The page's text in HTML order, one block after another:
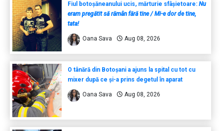
Fiul botoșăneanului ucis, mărturie sfâșietoare: Nu
eram pregătit să rămân fără tine / Mi-e dor de tine,
tata!
Oana Sava Aug 08, 2026
O tânără din Botoșani a ajuns la spital cu tot cu
mixer după ce și-a prins degetul în aparat
Oana Sava Aug 08, 2026